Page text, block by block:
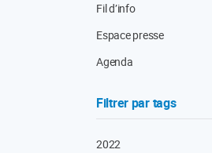
Fil d’info
Espace presse
Agenda
Filtrer par tags
2022